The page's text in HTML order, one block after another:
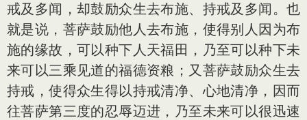
戒及多闻，却鼓励众生去布施、持戒及多闻。也
就是说，菩萨鼓励他人去布施，使得别人因为布
施的缘故，可以种下人天福田，乃至可以种下未
来可以三乘见道的福德资粮；又菩萨鼓励众生去
持戒，使得众生得以持戒清净、心地清净，因而
往菩萨第三度的忍辱迈进，乃至未来可以很迅速